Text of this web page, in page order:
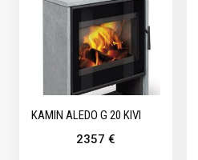
KAMIN ALEDO G 20 KIVI
2357 €